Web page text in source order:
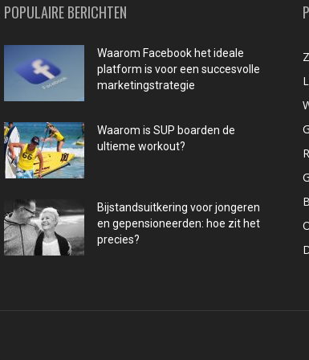
POPULAIRE BERICHTEN
Waarom Facebook het ideale
platform is voor een succesvolle
marketingstrategie
Waarom is SUP boarden de
ultieme workout?
Bijstandsuitkering voor jongeren
en gepensioneerden: hoe zit het
precies?